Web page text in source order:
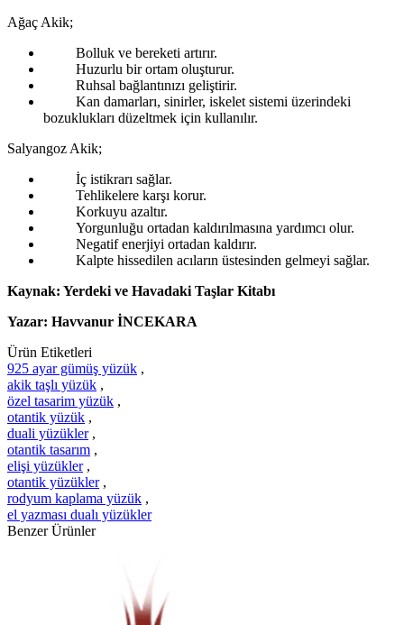
Ağaç Akik;
Bolluk ve bereketi artırır.
Huzurlu bir ortam oluşturur.
Ruhsal bağlantınızı geliştirir.
Kan damarları, sinirler, iskelet sistemi üzerindeki
bozuklukları düzeltmek için kullanılır.
Salyangoz Akik;
İç istikrarı sağlar.
Tehlikelere karşı korur.
Korkuyu azaltır.
Yorgunluğu ortadan kaldırılmasına yardımcı olur.
Negatif enerjiyi ortadan kaldırır.
Kalpte hissedilen acıların üstesinden gelmeyi sağlar.
Kaynak: Yerdeki ve Havadaki Taşlar Kitabı
Yazar: Havvanur İNCEKARA
Ürün Etiketleri
925 ayar gümüş yüzük ,
akik taşlı yüzük ,
özel tasarim yüzük ,
otantik yüzük ,
duali yüzükler ,
otantik tasarım ,
elişi yüzükler ,
otantik yüzükler ,
rodyum kaplama yüzük ,
el yazması dualı yüzükler
Benzer Ürünler